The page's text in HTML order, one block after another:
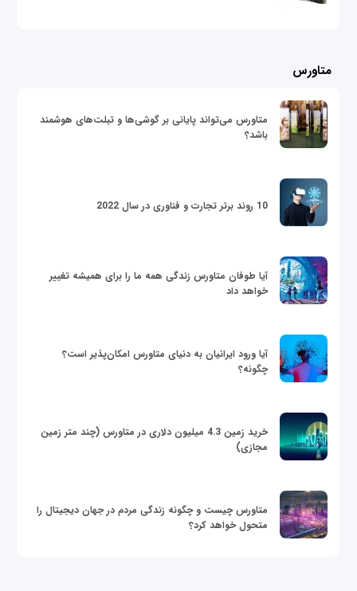
متاورس
متاورس می‌تواند پایانی بر گوشی‌ها و تبلت‌های هوشمند
باشد؟
10 روند برتر تجارت و فناوری در سال 2022
آیا طوفان متاورس زندگی همه ما را برای همیشه تغییر
خواهد داد
آیا ورود ایرانیان به دنیای متاورس امکان‌پذیر است؟
چگونه؟
خرید زمین 4.3 میلیون دلاری در متاورس (چند متر زمین
مجازی)
متاورس چیست و چگونه زندگی مردم در جهان دیجیتال را
متحول خواهد کرد؟